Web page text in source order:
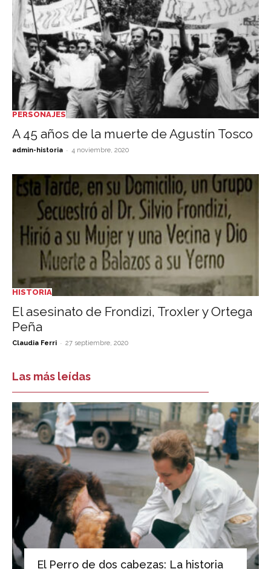
PERSONAJES
A 45 años de la muerte de Agustín Tosco
admin-historia - 4 noviembre, 2020
HISTORIA
El asesinato de Frondizi, Troxler y Ortega
Peña
Claudia Ferri - 27 septiembre, 2020
Las más leídas
El Perro de dos cabezas: La historia